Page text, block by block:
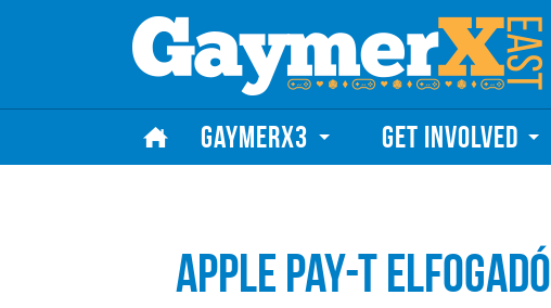
Skip to contentGAYMERX3 GET INVOLVED
Apple Pay-t